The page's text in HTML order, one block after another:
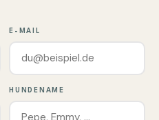
E-MAIL
HUNDENAME